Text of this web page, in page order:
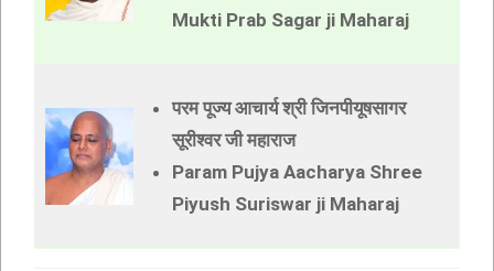
Mukti Prab Sagar ji Maharaj
परम पूज्य आचार्य श्री जिनपीयूषसागर
सूरीश्वर जी महाराज
Param Pujya Aacharya Shree
Piyush Suriswar ji Maharaj